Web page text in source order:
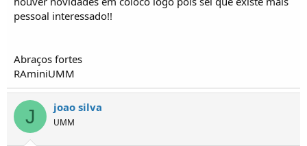
pessoal interessado!!
Abraços fortes
RAminiUMM
J joao silva
UMM